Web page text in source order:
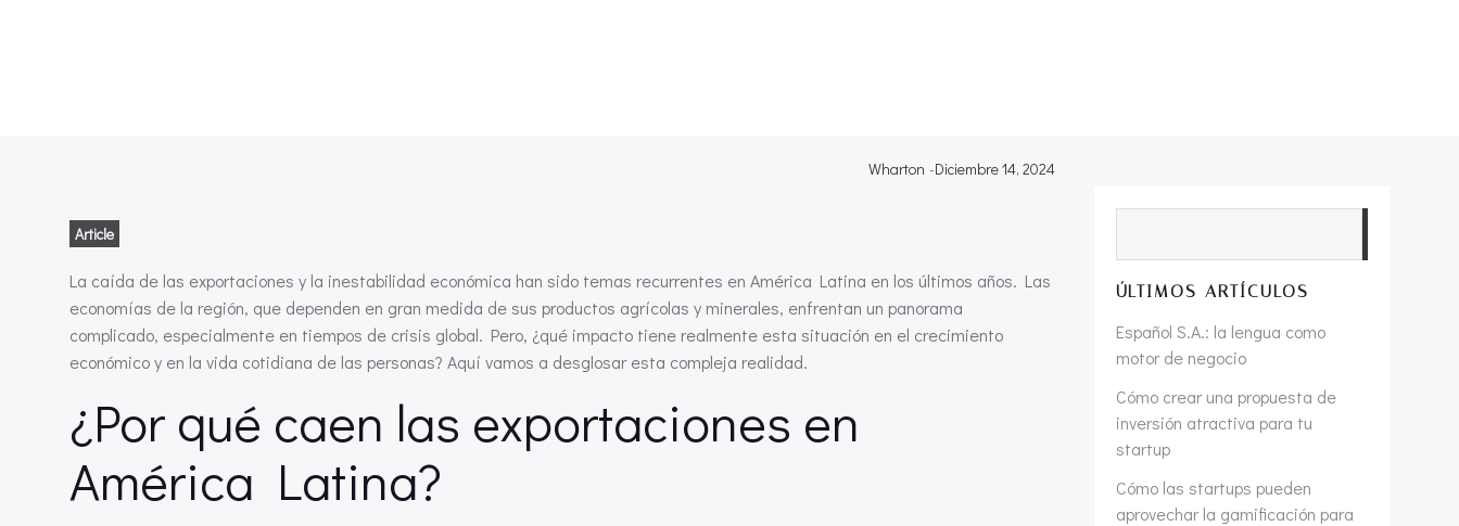
Wharton -Diciembre 14, 2024
Article
La caída de las exportaciones y la inestabilidad económica han sido temas recurrentes en América Latina en los últimos años. Las
economías de la región, que dependen en gran medida de sus productos agrícolas y minerales, enfrentan un panorama
complicado, especialmente en tiempos de crisis global. Pero, ¿qué impacto tiene realmente esta situación en el crecimiento
económico y en la vida cotidiana de las personas? Aquí vamos a desglosar esta compleja realidad.
¿Por qué caen las exportaciones en
América Latina?
ÚLTIMOS ARTÍCULOS
Español S.A.: la lengua como
motor de negocio
Cómo crear una propuesta de
inversión atractiva para tu
startup
Cómo las startups pueden
aprovechar la gamificación para